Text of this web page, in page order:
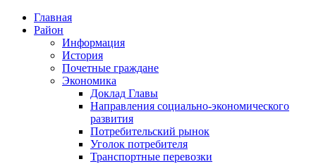
Главная
Район
Информация
История
Почетные граждане
Экономика
Доклад Главы
Направления социально-экономического
развития
Потребительский рынок
Уголок потребителя
Транспортные перевозки